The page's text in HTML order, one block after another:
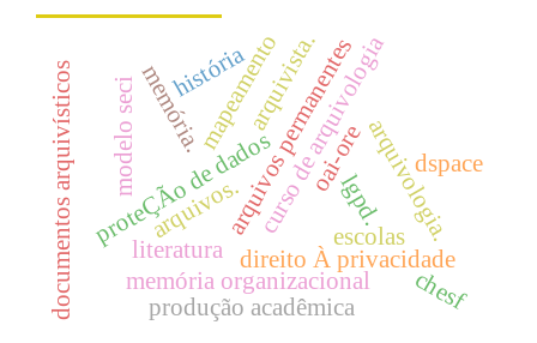
curso de arquivologia
arquivos permanentes
proteÇÃo de dados
direito À privacidade
lgpd.
memória organizacional
produção acadêmica
mapeamento
literatura
documentos arquivísticos arquivista.
arquivologia.
memória.
escolas
modelo seci
arquivos.
chesf
história
dspace
oai-ore